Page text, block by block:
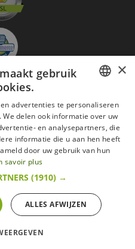
verkoopsvoorwaarden
Aanwerving
de consument het recht om binnen 14
FRENCH
ENGLISH
×
gebruik
advertenties te personaliseren
delen ook informatie over uw
en analysepartners, die
informatie die u aan hen heeft
door uw gebruik van hun
savoir plus
(1910) →
ALLES AFWIJZEN